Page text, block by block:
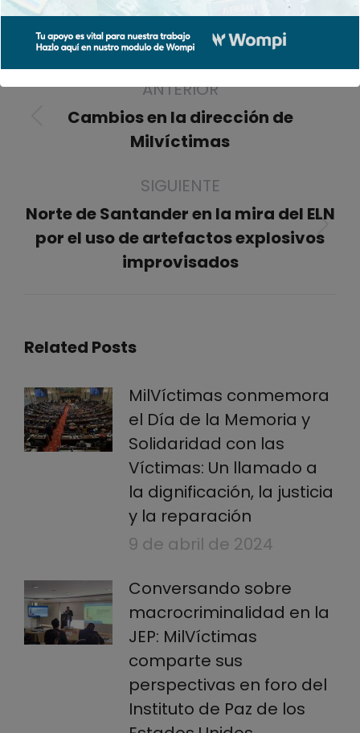
Navegación
entre
publicaciones
ANTERIOR
Publicación
anterior:
Cambios en la dirección de
Milvíctimas
SIGUIENTE
Publicación
siguiente:
Norte de Santander en la mira del ELN
por el uso de artefactos explosivos
improvisados
Related Posts
MilVíctimas conmemora
el Día de la Memoria y
Solidaridad con las
Víctimas: Un llamado a
la dignificación, la justicia
y la reparación
9 de abril de 2024
Conversando sobre
macrocriminalidad en la
JEP: MilVíctimas
comparte sus
perspectivas en foro del
Instituto de Paz de los